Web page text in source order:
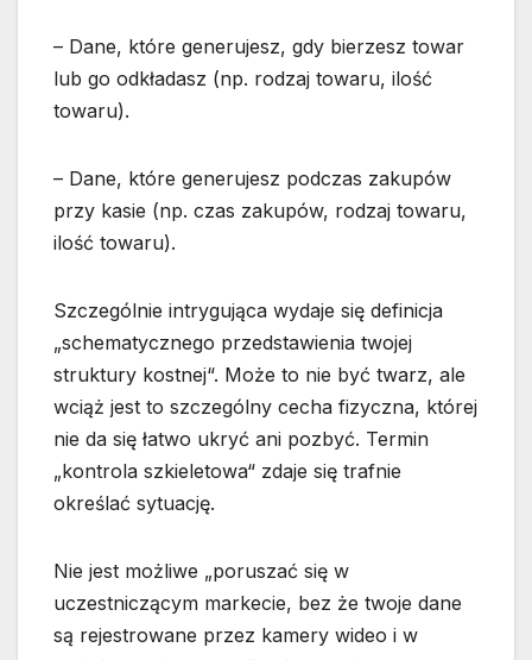
– Dane, które generujesz, gdy bierzesz towar
lub go odkładasz (np. rodzaj towaru, ilość
towaru).
– Dane, które generujesz podczas zakupów
przy kasie (np. czas zakupów, rodzaj towaru,
ilość towaru).
Szczególnie intrygująca wydaje się definicja
„schematycznego przedstawienia twojej
struktury kostnej“. Może to nie być twarz, ale
wciąż jest to szczególny cecha fizyczna, której
nie da się łatwo ukryć ani pozbyć. Termin
„kontrola szkieletowa“ zdaje się trafnie
określać sytuację.
Nie jest możliwe „poruszać się w
uczestniczącym markecie, bez że twoje dane
są rejestrowane przez kamery wideo i w